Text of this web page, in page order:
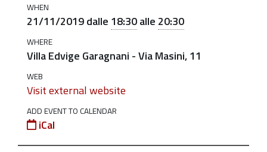
l'Opera:
"Fortunato
l'uom
che
prende
ogni
cosa
pel
buon
WHEN
21/11/2019dalle 18:30alle 20:30
WHERE
Villa Edvige Garagnani - Via Masini, 11
WEB
Visit external website
ADD EVENT TO CALENDAR
iCal